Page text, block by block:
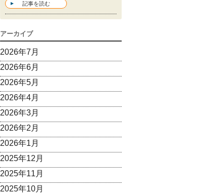
記事を読む
アーカイブ
2026年7月
2026年6月
2026年5月
2026年4月
2026年3月
2026年2月
2026年1月
2025年12月
2025年11月
2025年10月